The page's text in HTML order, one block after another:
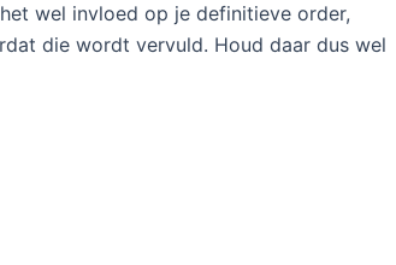
wel invloed op je definitieve order,
die wordt vervuld. Houd daar dus wel